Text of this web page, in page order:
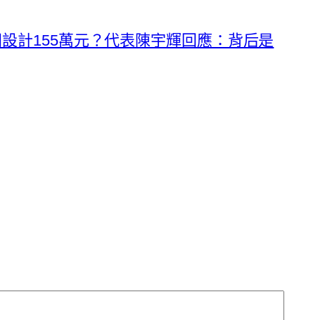
計155萬元？代表陳宇輝回應：背后是